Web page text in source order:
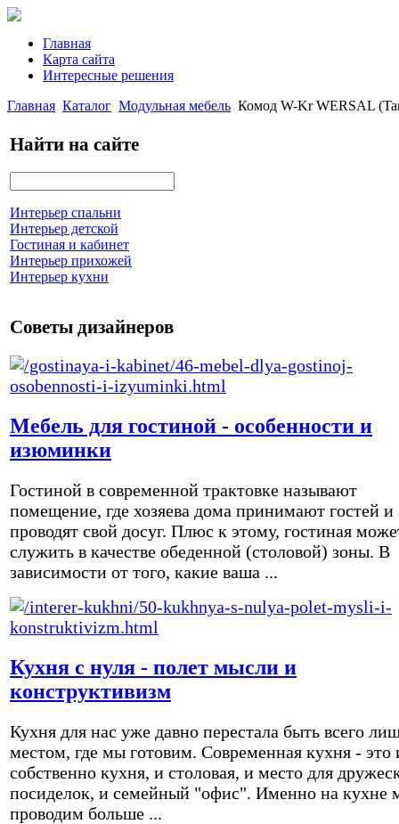
Главная
Карта сайта
Интересные решения
Главная Каталог Модульная мебель Комод W-Kr WERSAL
Найти на сайте
Интерьер спальни
Интерьер детской
Гостиная и кабинет
Интерьер прихожей
Интерьер кухни
Советы дизайнеров
Мебель для гостиной - особенности и
изюминки
Гостиной в современной трактовке называют
помещение, где хозяева дома принимают гостей и
проводят свой досуг. Плюс к этому, гостиная
служить в качестве обеденной (столовой) зоны. В
зависимости от того, какие ваша ...
Кухня с нуля - полет мысли и
конструктивизм
Кухня для нас уже давно перестала быть всего
местом, где мы готовим. Современная кухня - это
собственно кухня, и столовая, и место для
посиделок, и семейный "офис". Именно на кухне
проводим больше ...